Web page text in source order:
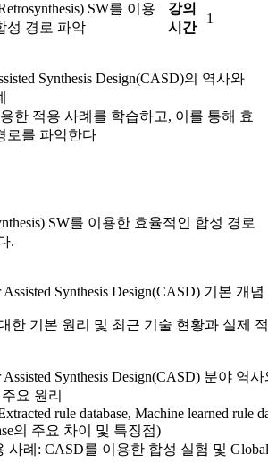
SW를 이용
성 경로 파악
강의
시간
1
Synthesis Design(CASD)의 역사와
한 적용 사례를 학습하고, 이를 통해 효
로를 파악한다
SW를 이용한 효율적인 합성 경로
.
Assisted Synthesis Design(CASD) 기본 개
한 기본 원리 및 최근 기술 현황과 실제
Assisted Synthesis Design(CASD) 분야 역
요 원리
rule database, Machine learned rule
의 주요 차이 및 특징점)
사례: CASD를 이용한 합성 실험 및